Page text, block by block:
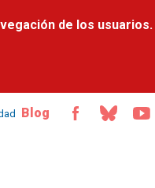
contenidode los usuarios.
Blog